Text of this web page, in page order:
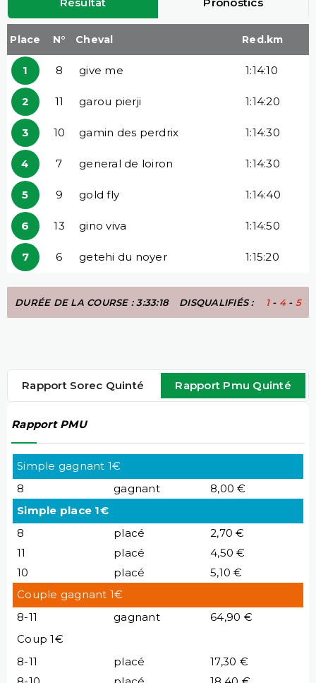
Place N° Cheval Red.km
1 8 give me 1:14:10
2 11 garou pierji 1:14:20
3 10 gamin des perdrix 1:14:30
4 7 general de loiron 1:14:30
5 9 gold fly 1:14:40
6 13 gino viva 1:14:50
7 6 getehi du noyer 1:15:20
DURÉE DE LA COURSE : 3:33:18 DISQUALIFIÉS : 1- 4- 5
Rapport Sorec Quinté Rapport Pmu Quinté
Rapport PMU
Simple gagnant 1€
8
gagnant
8,00 €
Simple place 1€
8
placé
2,70 €
11
placé
4,50 €
10
placé
5,10 €
Couple gagnant 1€
8-11
gagnant
64,90 €
Coup 1€
8-11
placé
17,30 €